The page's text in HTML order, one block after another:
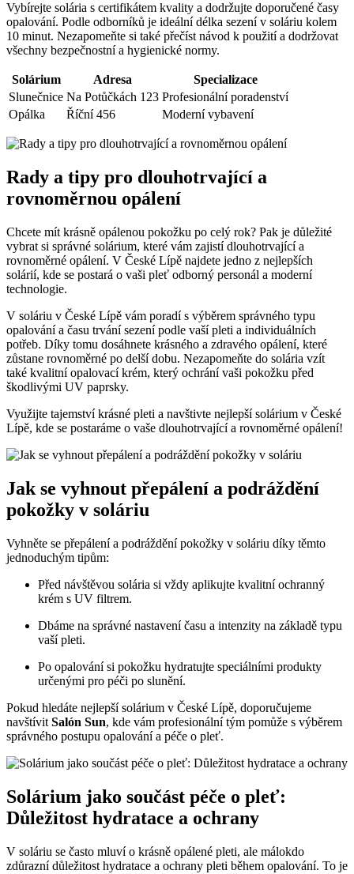
Vybírejte solária s certifikátem kvality a dodržujte doporučené časy
opalování. Podle odborníků je ideální délka sezení v soláriu kolem
10 minut. Nezapomeňte si také přečíst návod k použití a dodržovat
všechny bezpečnostní a hygienické normy.
Solárium Adresa
Specializace
Slunečnice Na Potůčkách 123 Profesionální poradenství
Opálka
Říční 456 Moderní vybavení
Rady a tipy pro dlouhotrvající a
rovnoměrnou opálení
Chcete mít krásně opálenou pokožku po celý rok? Pak je důležité
vybrat si správné solárium, které vám zajistí dlouhotrvající a
rovnoměrné opálení. V České Lípě najdete jedno z nejlepších
solárií, kde se postará o vaši pleť odborný personál a moderní
technologie.
V soláriu v České Lípě vám poradí s výběrem správného typu
opalování a času trvání sezení podle vaší pleti a individuálních
potřeb. Díky tomu dosáhnete krásného a zdravého opálení, které
zůstane rovnoměrné po delší dobu. Nezapomeňte do solária vzít
také kvalitní opalovací krém, který ochrání vaši pokožku před
škodlivými UV paprsky.
Využijte tajemství krásné pleti a navštivte nejlepší solárium v České
Lípě, kde se postaráme o vaše dlouhotrvající a rovnoměrné opálení!
Jak se vyhnout přepálení a podráždění
pokožky v soláriu
Vyhněte se přepálení a podráždění pokožky v soláriu díky těmto
jednoduchým tipům:
Před návštěvou solária si vždy aplikujte kvalitní ochranný
krém s UV filtrem.
Dbáme na správné nastavení času a intenzity na základě typu
vaší pleti.
Po opalování si pokožku hydratujte speciálními produkty
určenými pro péči po slunění.
Pokud hledáte nejlepší solárium v České Lípě, doporučujeme
navštívit Salón Sun, kde vám profesionální tým pomůže s výběrem
správného postupu opalování a péče o pleť.
Solárium jako součást péče o pleť:
Důležitost hydratace a ochrany
V soláriu se často mluví o krásně opálené pleti, ale málokdo
zdůrazní důležitost hydratace a ochrany pleti během opalování. To je